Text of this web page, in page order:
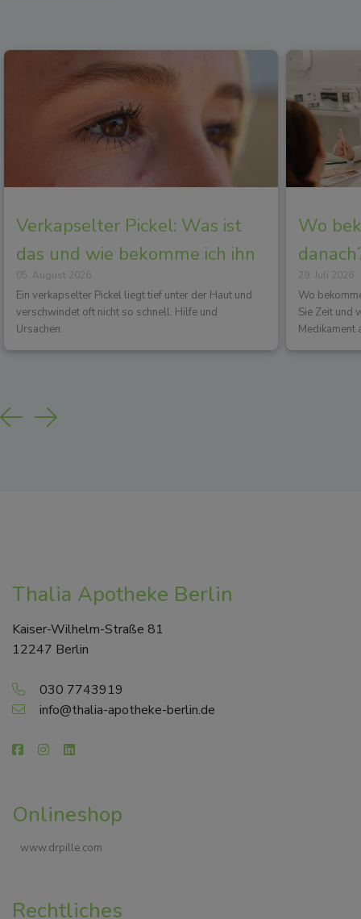
Verkapselter Pickel: Was ist
das und wie bekomme ich ihn
los?
05. August 2026
Ein verkapselter Pickel liegt tief unter der Haut und
verschwindet oft nicht so schnell. Hilfe und
Ursachen.
Wo
29. Juli 2026
Wo
Sie Zeit und
Medikament
Previous
Next
Thalia Apotheke Berlin
Kaiser-Wilhelm-Straße 81
12247 Berlin
030 7743919
info@thalia-apotheke-berlin.de
Onlineshop
www.drpille.com
Rechtliches